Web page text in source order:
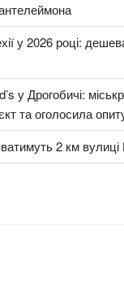
у 2026 році:
у Дрогобичі:
та оголосила
2 км вулиці